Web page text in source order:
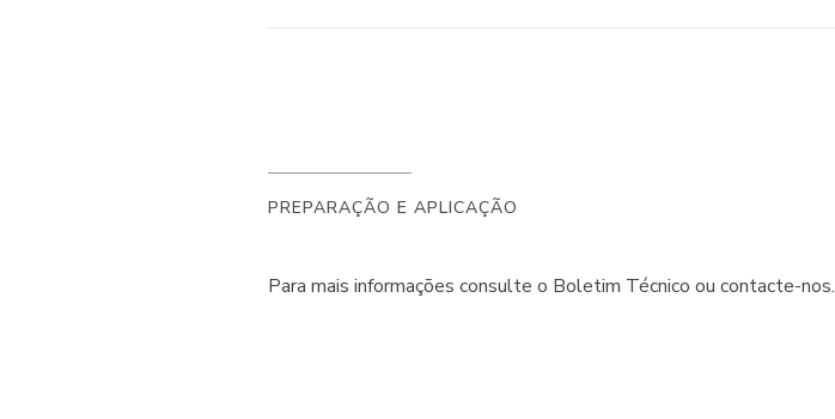
PREPARAÇÃO E APLICAÇÃO
Para mais informações consulte o Boletim Técnico ou contacte-nos.